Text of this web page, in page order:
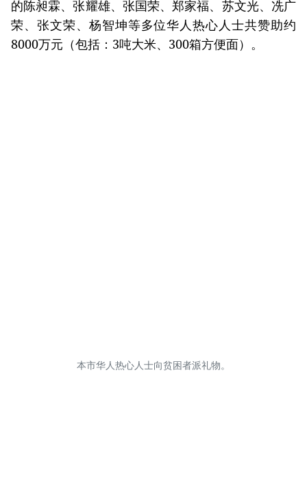
的陈昶霖、张耀雄、张国荣、郑家福、苏文光、冼广
荣、张文荣、杨智坤等多位华人热心人士共赞助约
8000万元（包括：3吨大米、300箱方便面）。
本市华人热心人士向贫困者派礼物。